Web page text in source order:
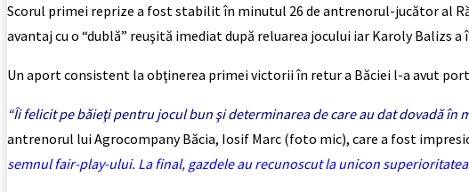
Scorul primei reprize a fost stabilit în minutul 26 de antrenorul-jucător al
avantaj cu o “dublă” reuşită imediat după reluarea jocului iar Karoly
Un aport consistent la obţinerea primei victorii în retur a Băciei l-a avut
“Îi felicit pe băieţi pentru jocul bun şi determinarea de care au dat dovadă în
antrenorul lui Agrocompany Băcia, Iosif Marc (foto mic), care a fost
semnul fair-play-ului. La final, gazdele au recunoscut la unicon